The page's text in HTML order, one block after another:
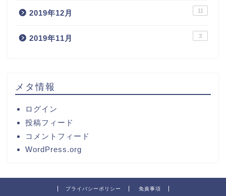
2019年12月 11
2019年11月 3
メタ情報
ログイン
投稿フィード
コメントフィード
WordPress.org
プライバシーポリシー 免責事項